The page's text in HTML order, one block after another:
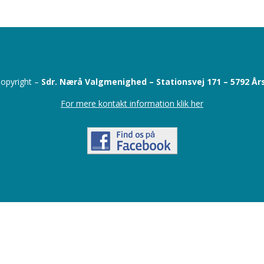
– Sdr. Nærå Valgmenighed – Stationsvej 171 – 5792
For mere kontakt information klik her